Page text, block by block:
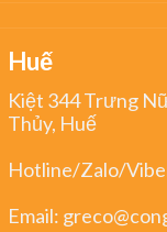
Huế
Kiệt 344 Trưng
Thủy, Huế
Hotline/Zalo/
Email: